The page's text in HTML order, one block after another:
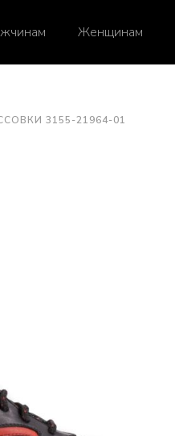
Женщинам
3155-21964-01